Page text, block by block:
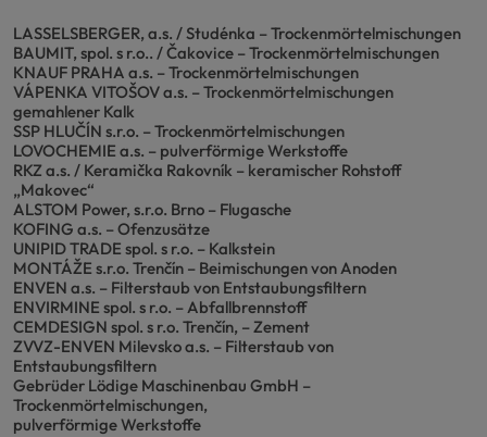
LASSELSBERGER, a.s. / Studénka – Trockenmörtelmischungen
BAUMIT, spol. s r.o.. / Čakovice – Trockenmörtelmischungen
KNAUF PRAHA a.s. – Trockenmörtelmischungen
VÁPENKA VITOŠOV a.s. – Trockenmörtelmischungen
gemahlener Kalk
SSP HLUČÍN s.r.o. – Trockenmörtelmischungen
LOVOCHEMIE a.s. – pulverförmige Werkstoffe
RKZ a.s. / Keramička Rakovník – keramischer Rohstoff
„Makovec“
ALSTOM Power, s.r.o. Brno – Flugasche
KOFING a.s. – Ofenzusätze
UNIPID TRADE spol. s r.o. – Kalkstein
MONTÁŽE s.r.o. Trenčín – Beimischungen von Anoden
ENVEN a.s. – Filterstaub von Entstaubungsfiltern
ENVIRMINE spol. s r.o. – Abfallbrennstoff
CEMDESIGN spol. s r.o. Trenčín, – Zement
ZVVZ-ENVEN Milevsko a.s. – Filterstaub von
Entstaubungsfiltern
Gebrüder Lödige Maschinenbau GmbH –
Trockenmörtelmischungen,
pulverförmige Werkstoffe